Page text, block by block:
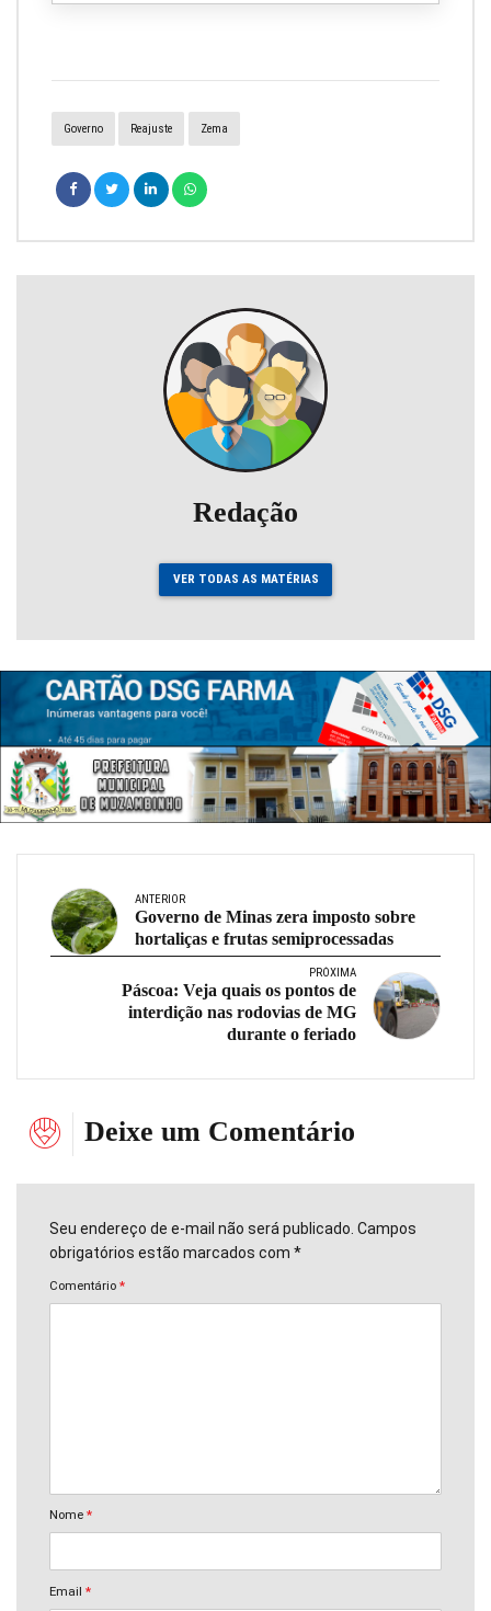
Governo Reajuste Zema
Redação
VER TODAS AS MATÉRIAS
ANTERIOR
Governo de Minas zera imposto sobre
hortaliças e frutas semiprocessadas
PRÓXIMA
Páscoa: Veja quais os pontos de
interdição nas rodovias de MG
durante o feriado
Deixe um Comentário
Seu endereço de e-mail não será publicado. Campos
obrigatórios estão marcados com *
Comentário *
Nome *
Email *